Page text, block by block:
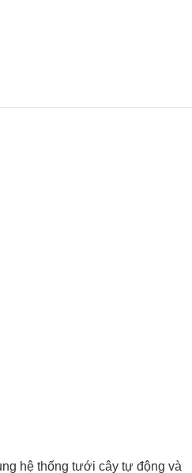
hệ thống tưới cây tự động và